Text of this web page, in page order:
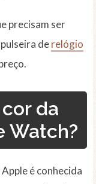
precisam ser
derelógio
da
Watch?
é conhecida